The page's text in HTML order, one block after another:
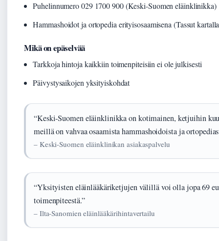
Puhelinnumero 029 1700 900 (Keski-Suomen eläinklinikka)
Hammashoidot ja ortopedia erityisosaamisena (Tassut
Mikä on epäselvää
Tarkkoja hintoja kaikkiin toimenpiteisiin ei ole julkisesti
Päivystysaikojen yksityiskohdat
“Keski-Suomen eläinklinikka on kotimainen, ketjuihin
meillä on vahvaa osaamista hammashoidoista ja
– Keski-Suomen eläinklinikan asiakaspalvelu
“Yksityisten eläinlääkäriketjujen välillä voi olla jopa 69
toimenpiteestä.”
– Ilta-Sanomien eläinlääkärihintavertailu